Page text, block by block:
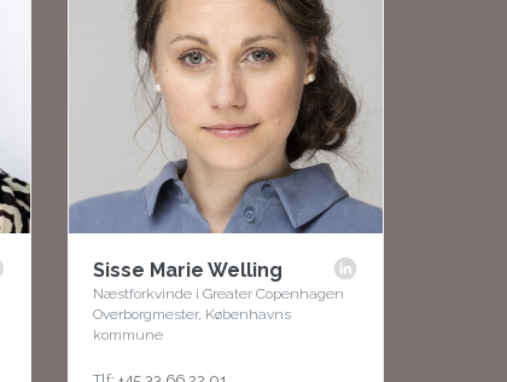
Sisse Marie Welling
Næstforkvinde i Greater Copenhagen
Overborgmester, Københavns
kommune